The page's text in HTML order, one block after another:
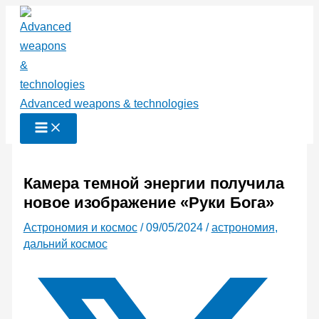
Перейти
содержимому
Advanced weapons & technologies
Камера темной энергии получила
новое изображение «Руки Бога»
Астрономия и космос/09/05/2024 /астрономия,
дальний космос